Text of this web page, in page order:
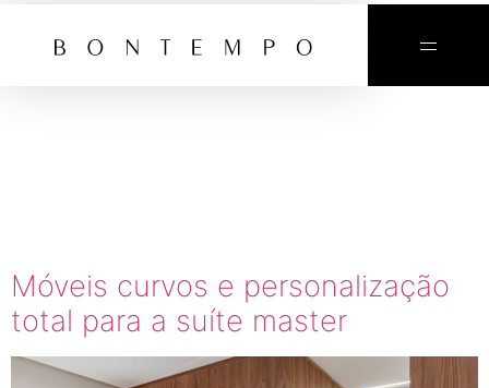
Móveis curvos e personalização
total para a suíte master